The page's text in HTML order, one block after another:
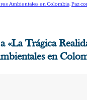
Ambientales en Colombia, Paz
a «La Trágica
en